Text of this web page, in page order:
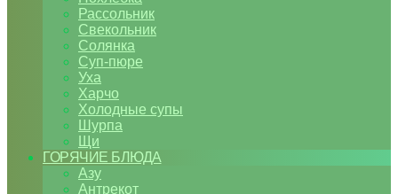
Рассольник
Свекольник
Солянка
Суп-пюре
Уха
Харчо
Холодные супы
Шурпа
Щи
ГОРЯЧИЕ БЛЮДА
Азу
Антрекот